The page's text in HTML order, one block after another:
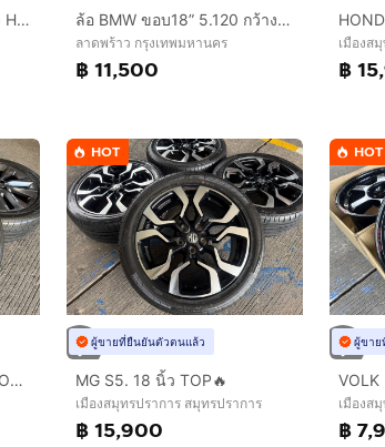
Toyota Alphard 17 นิ้ว Top Hybrid🔥 ล้อ BMW ขอบ18” 5.120 กว้าง8“อ๊อฟ34
ลาดพร้าว กรุงเทพมหานคร
฿ 11,500
เมืองส
฿
HONDA HR-V. RS.18 นิ้ว TOP🔥
HOT
ผู้ขายที่ยืนยันตัวตนแล้ว
MG S5. 18 นิ้ว TOP🔥
เมืองสมุทรปราการ สมุทรปราการ
฿ 15,900
HOT
ผู้ขาย
เมืองส
฿